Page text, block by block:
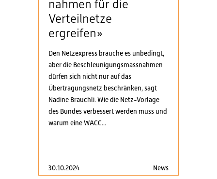
nahmen für die
Verteilnetze
ergreifen»
Den Netzexpress brauche es unbedingt,
aber die Beschleunigungsmassnahmen
dürfen sich nicht nur auf das
Übertragungsnetz beschränken, sagt
Nadine Brauchli. Wie die Netz-Vorlage
des Bundes verbessert werden muss und
warum eine WACC...
30.10.2024 News